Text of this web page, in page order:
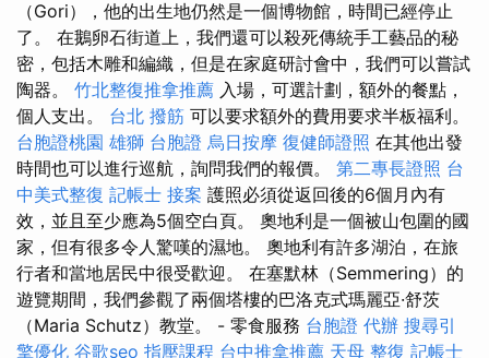
（Gori），他的出生地仍然是一個博物館，時間已經停止
了。 在鵝卵石街道上，我們還可以殺死傳統手工藝品的秘
密，包括木雕和編織，但是在家庭研討會中，我們可以嘗試
陶器。 竹北整復推拿推薦 入場，可選計劃，額外的餐點，
個人支出。 台北 撥筋 可以要求額外的費用要求半板福利。
台胞證桃園 雄獅 台胞證 烏日按摩 復健師證照 在其他出發
時間也可以進行巡航，詢問我們的報價。 第二專長證照 台
中美式整復 記帳士 接案 護照必須從返回後的6個月內有
效，並且至少應為5個空白頁。 奧地利是一個被山包圍的國
家，但有很多令人驚嘆的濕地。 奧地利有許多湖泊，在旅
行者和當地居民中很受歡迎。 在塞默林（Semmering）的
遊覽期間，我們參觀了兩個塔樓的巴洛克式瑪麗亞·舒茨
（Maria Schutz）教堂。 - 零食服務 台胞證 代辦 搜尋引
擎優化 谷歌seo 指壓課程 台中推拿推薦 天母 整復 記帳士